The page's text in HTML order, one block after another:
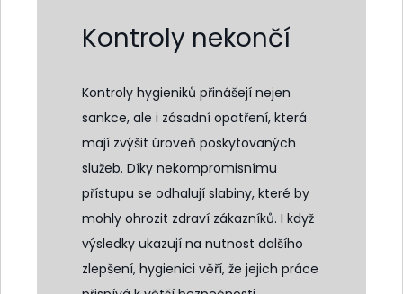
Kontroly nekončí
Kontroly hygieniků přinášejí nejen
sankce, ale i zásadní opatření, která
mají zvýšit úroveň poskytovaných
služeb. Díky nekompromisnímu
přístupu se odhalují slabiny, které by
mohly ohrozit zdraví zákazníků. I když
výsledky ukazují na nutnost dalšího
zlepšení, hygienici věří, že jejich práce